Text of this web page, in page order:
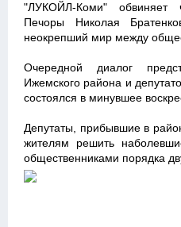
"ЛУКОЙЛ-Коми" обвиняет
Печоры Николая
неокрепший мир между
Очередной диалог
Ижемского района и
состоялся в минувшее
Депутаты, прибывшие в
жителям решить
общественниками порядка